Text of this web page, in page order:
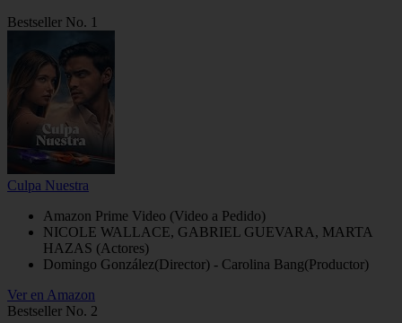
Bestseller No. 1
Culpa Nuestra
Amazon Prime Video (Video a Pedido)
NICOLE WALLACE, GABRIEL GUEVARA, MARTA
HAZAS (Actores)
Domingo González(Director) - Carolina Bang(Productor)
Ver en Amazon
Bestseller No. 2